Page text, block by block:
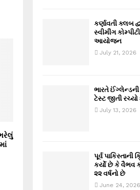
કર્ણાવતી ક્લબ
સ્વીમીંગ
આયોજન
July 21, 2026
ભારતે ઈંગ્લેન્ડની
ટેસ્ટ જીતી
July 13, 2026
પૂર્વ પાકિસ્તાની
કર્યો છે કે વૈભવ
૨૨ વર્ષનો છે
June 24, 2026